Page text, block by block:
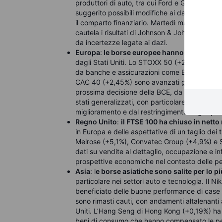
produttori di auto, tra cui Ford e GM (+3%-
suggerito possibili modifiche ai dazi sulle
il comparto finanziario. Martedì mattina i
cautela i risultati di Johnson & Johnson,
da incertezze legate ai dazi.
Europa: le borse europee hanno
dagli Stati Uniti. Lo STOXX 50 (+2,4%) e lo
da banche e assicurazioni come BNP
CAC 40 (+2,45%) sono avanzati grazie
prossima decisione della BCE, da cui il
stati generalizzati, con particolare forza nel
miglioramento e dal restringimento degli
Regno Unito: il FTSE 100 ha chiuso in
in Europa e delle aspettative di un taglio dei
Melrose (+5,1%), Convatec Group (+4,9%)
dati su vendite al dettaglio, occupazione e
prospettive economiche nel contesto delle
Asia: le borse asiatiche sono salite per lo
particolare nei settori auto e tecnologia. Il
beneficiato delle buone performance di
sono rimasti cauti, con andamenti
Uniti. L’Hang Seng di Hong Kong (+0,19%)